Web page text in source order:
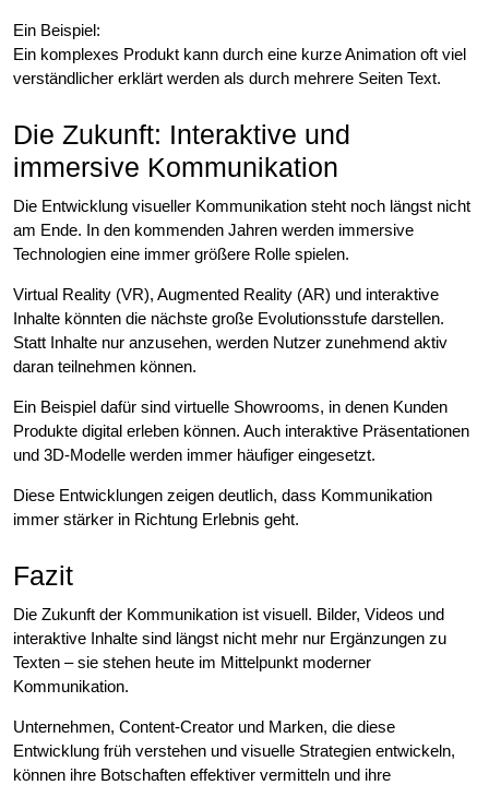
Ein Beispiel:
Ein komplexes Produkt kann durch eine kurze Animation oft viel
verständlicher erklärt werden als durch mehrere Seiten Text.
Die Zukunft: Interaktive und
immersive Kommunikation
Die Entwicklung visueller Kommunikation steht noch längst nicht
am Ende. In den kommenden Jahren werden immersive
Technologien eine immer größere Rolle spielen.
Virtual Reality (VR), Augmented Reality (AR) und interaktive
Inhalte könnten die nächste große Evolutionsstufe darstellen.
Statt Inhalte nur anzusehen, werden Nutzer zunehmend aktiv
daran teilnehmen können.
Ein Beispiel dafür sind virtuelle Showrooms, in denen Kunden
Produkte digital erleben können. Auch interaktive Präsentationen
und 3D-Modelle werden immer häufiger eingesetzt.
Diese Entwicklungen zeigen deutlich, dass Kommunikation
immer stärker in Richtung Erlebnis geht.
Fazit
Die Zukunft der Kommunikation ist visuell. Bilder, Videos und
interaktive Inhalte sind längst nicht mehr nur Ergänzungen zu
Texten – sie stehen heute im Mittelpunkt moderner
Kommunikation.
Unternehmen, Content-Creator und Marken, die diese
Entwicklung früh verstehen und visuelle Strategien entwickeln,
können ihre Botschaften effektiver vermitteln und ihre